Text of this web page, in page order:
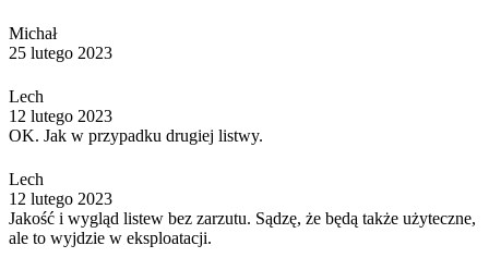
Michał
25 lutego 2023
Lech
12 lutego 2023
OK. Jak w przypadku drugiej listwy.
Lech
12 lutego 2023
Jakość i wygląd listew bez zarzutu. Sądzę, że będą także użyteczne,
ale to wyjdzie w eksploatacji.